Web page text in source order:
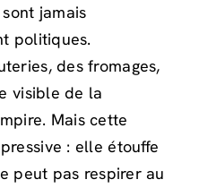
jamais
politiques.
des fromages,
visible de la
Mais cette
: elle étouffe
peut pas respirer au